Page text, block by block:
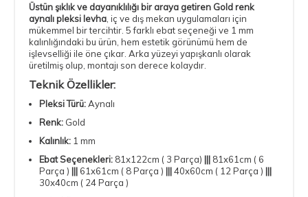
Üstün şıklık ve dayanıklılığı bir araya getiren Gold renk
aynalı pleksi levha , iç ve dış mekan uygulamaları için
mükemmel bir tercihtir. 5 farklı ebat seçeneği ve 1 mm
kalınlığındaki bu ürün, hem estetik görünümü hem de
işlevselliği ile öne çıkar. Arka yüzeyi yapışkanlı olarak
üretilmiş olup, montajı son derece kolaydır.
Teknik Özellikler:
Pleksi Türü:Aynalı
Renk: Gold
Kalınlık: 1 mm
Ebat Seçenekleri: 81x122cm ( 3 Parça) ||| 81x61cm ( 6
Parça ) ||| 61x61cm ( 8 Parça ) |||40x60cm ( 12 Parça ) |||
30x40cm ( 24 Parça )